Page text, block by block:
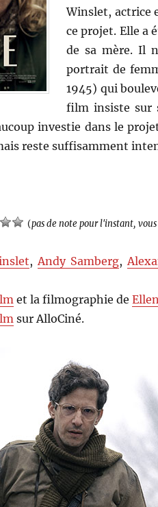
Winslet, actrice
ce projet. Elle a
de sa mère. Il
portrait de
1945) qui
film insiste sur
investie dans le
reste suffisamment
(pas de note pour l'instant,
, Andy Samberg,
et la filmographie de
sur AlloCiné.